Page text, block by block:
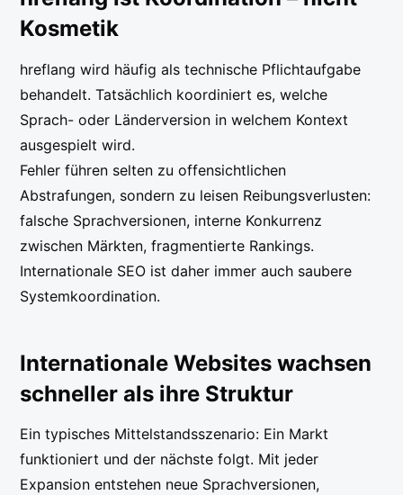
Kosmetik
hreflang wird häufig als technische Pflichtaufgabe
behandelt. Tatsächlich koordiniert es, welche
Sprach- oder Länderversion in welchem Kontext
ausgespielt wird.
Fehler führen selten zu offensichtlichen
Abstrafungen, sondern zu leisen Reibungsverlusten:
falsche Sprachversionen, interne Konkurrenz
zwischen Märkten, fragmentierte Rankings.
Internationale SEO ist daher immer auch saubere
Systemkoordination.
Internationale Websites wachsen
schneller als ihre Struktur
Ein typisches Mittelstandsszenario: Ein Markt
funktioniert und der nächste folgt. Mit jeder
Expansion entstehen neue Sprachversionen,